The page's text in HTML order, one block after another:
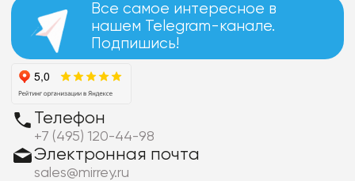
Все самое интересное в
нашем Telegram-канале.
Подпишись!
Телефон
+7 (495) 120-44-98
Электронная почта
sales@mirrey.ru